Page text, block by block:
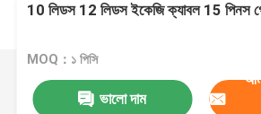
10 লিডস 12 লিডস ইকেজি ক্যাবল 15 পিনস গ্রে
MOQ：১ পিসি
ভালো দাম